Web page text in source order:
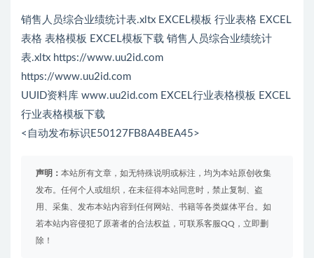
销售人员综合业绩统计表.xltx EXCEL模板 行业表格 EXCEL
表格 表格模板 EXCEL模板下载 销售人员综合业绩统计
表.xltx https://www.uu2id.com
https://www.uu2id.com
UUID资料库 www.uu2id.com EXCEL行业表格模板 EXCEL
行业表格模板下载
<自动发布标识E50127FB8A4BEA45>
声明： 本站所有文章，如无特殊说明或标注，均为本站原创收集
发布。任何个人或组织，在未征得本站同意时，禁止复制、盗
用、采集、发布本站内容到任何网站、书籍等各类媒体平台。如
若本站内容侵犯了原著者的合法权益，可联系客服QQ，立即删
除！